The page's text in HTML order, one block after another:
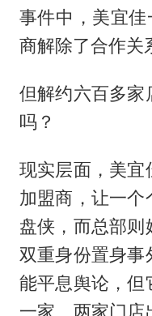
事件中，美宜
商解除了合作关
但解约六百多家
吗？
现实层面，美宜
加盟商，让一
盘侠，而总部则
双重身份置身
能平息舆论，但
一家、两家门店